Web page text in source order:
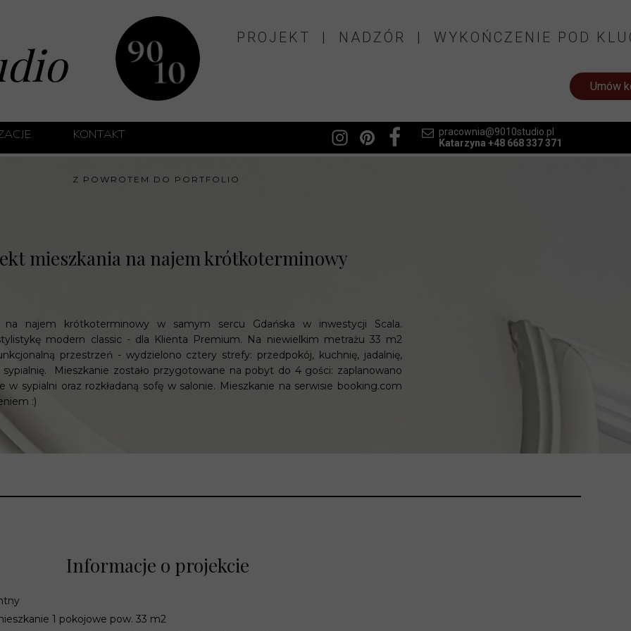
PROJEKT | NADZÓR | WYKOŃCZENIE POD
pracownia@9010studio.pl
Katarzyna +48 668 337 371
Umów
MEDYCZNE
- CENNIK
KONTAKT
na najem krótkoterminowy w samym sercu Gdańska w inwestycji Scala.
modern classic - dla Klienta Premium. Na niewielkim metrażu 33 m2
przestrzeń - wydzielono cztery strefy: przedpokój, kuchnię, jadalnię,
Mieszkanie zostało przygotowane na pobyt do 4 gości: zaplanowano
w sypialni oraz rozkładaną sofę w salonie. Mieszkanie na serwisie booking.com
:)
Z POWROTEM DO PORTFOLIO
mieszkania na najem krótkoterminowy
Informacje o projekcie
1 pokojowe pow. 33 m2